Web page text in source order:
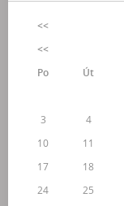
<<
<<
Po
Út
3
4
10
11
17
18
24
25